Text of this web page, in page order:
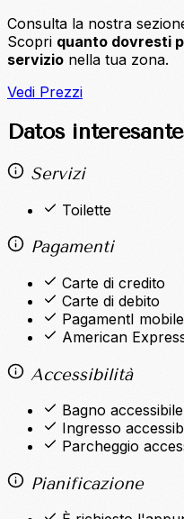
Consulta la nostra
Scopri quanto dovresti
servizio nella tua zona.
Vedi Prezzi
Datos
Servizi
Toilette
Pagamenti
Carte di credito
Carte di debito
PagamentI
American
Accessibilità
Bagno
Ingresso
Parcheggio
Pianificazione